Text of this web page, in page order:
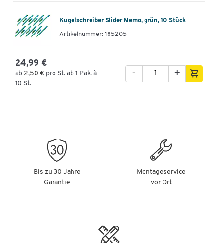
Kugelschreiber Slider Memo, grün, 10 Stück
Artikelnummer: 185205
24,99 €
ab 2,50 € pro St. ab 1 Pak. à
10 St.
+
-
Bis zu 30 Jahre
Garantie
Montageservice
vor Ort